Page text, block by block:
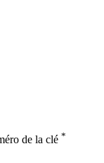
de la clé *